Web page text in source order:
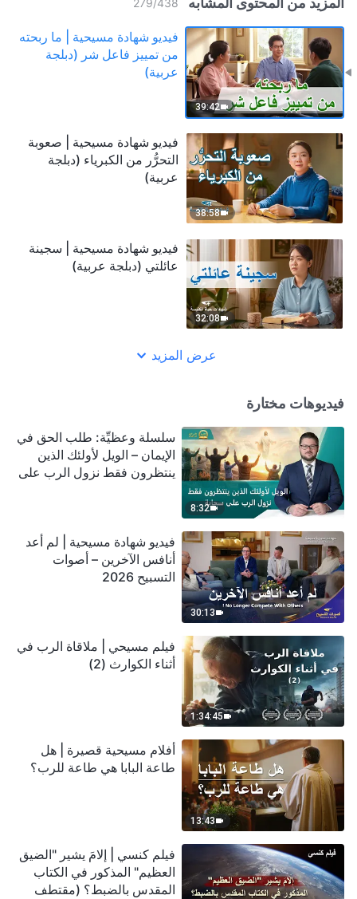
39:42
فيديو شهادة مسيحية | ما ربحته
من تمييز فاعل شر (دبلجة
عربية)
38:58
فيديو شهادة مسيحية | صعوبة
التحرُّر من الكبرياء (دبلجة
عربية)
32:08
فيديو شهادة مسيحية | سجينة
عائلتي (دبلجة عربية)
عرض المزيد
فيديوهات مختارة
8:32
سلسلة وعظيِّة: طلب الحق في
الإيمان – الويل لأولئك الذين
ينتظرون فقط نزول الرب على
30:13
فيديو شهادة مسيحية | لم أعد
أنافس الآخرين – أصوات
التسبيح 2026
1:34:45
فيلم مسيحي | ملاقاة الرب في
أثناء الكوارث (2)
13:43
أفلام مسيحية قصيرة | هل
طاعة البابا هي طاعة للرب؟
فيلم كنسي | إلامَ يشير "الضيق
العظيم" المذكور في الكتاب
المقدس بالضبط؟ (مقتطف